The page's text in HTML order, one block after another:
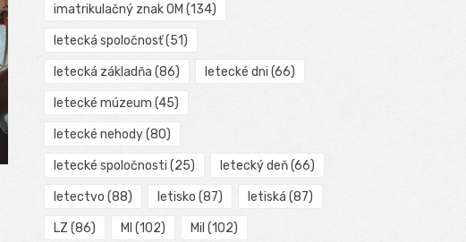
imatrikulačný znak OM (134)
letecká spoločnosť(51)
letecká základňa (86) letecké dni (66)
letecké múzeum (45)
letecké nehody(80)
letecké spoločnosti (25) letecký deň(66)
letectvo (88) letisko (87) letiská (87)
LZ (86) MI (102) Mil (102)